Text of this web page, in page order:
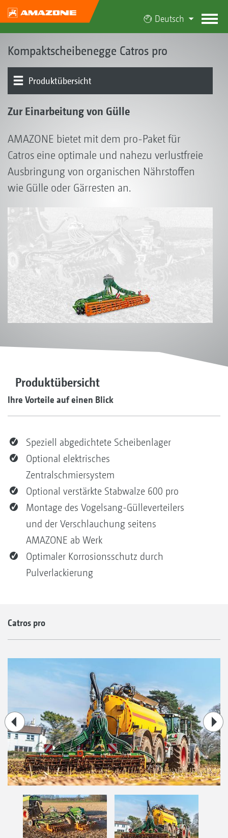
Deutsch
Kompaktscheibenegge Catros pro
Produktübersicht
Zur Einarbeitung von Gülle
AMAZONE bietet mit dem pro-Paket für
Catros eine optimale und nahezu verlustfreie
Ausbringung von organischen Nährstoffen
wie Gülle oder Gärresten an.
Produktübersicht
Ihre Vorteile auf einen Blick
Speziell abgedichtete Scheibenlager
Optional elektrisches
Zentralschmiersystem
Optional verstärkte Stabwalze 600 pro
Montage des Vogelsang-Gülleverteilers
und der Verschlauchung seitens
AMAZONE ab Werk
Optimaler Korrosionsschutz durch
Pulverlackierung
Catros pro